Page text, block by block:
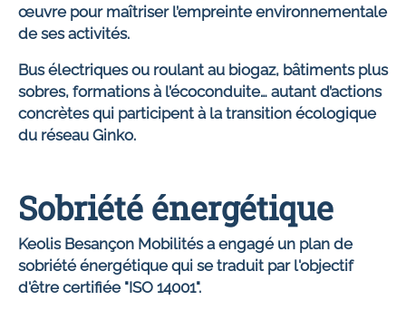
œuvre pour maîtriser l’empreinte environnementale
de ses activités.
Bus électriques ou roulant au biogaz, bâtiments plus
sobres, formations à l’écoconduite… autant d’actions
concrètes qui participent à la transition écologique
du réseau Ginko.
Sobriété énergétique
Keolis Besançon Mobilités a engagé un plan de
sobriété énergétique qui se traduit par l'objectif
d'être certifiée "ISO 14001".